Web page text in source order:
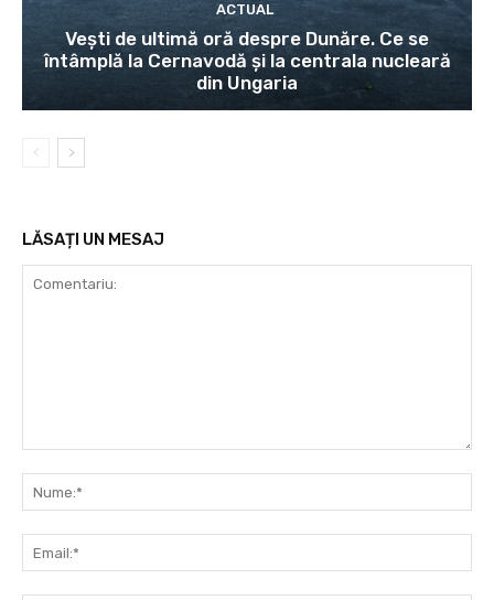
ACTUAL
Vești de ultimă oră despre Dunăre. Ce se
întâmplă la Cernavodă și la centrala nucleară
din Ungaria
LĂSAȚI UN MESAJ